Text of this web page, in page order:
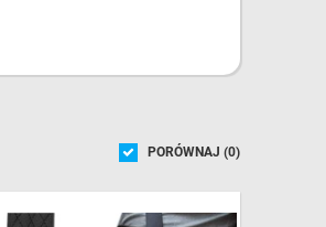
PORÓWNAJ (0)